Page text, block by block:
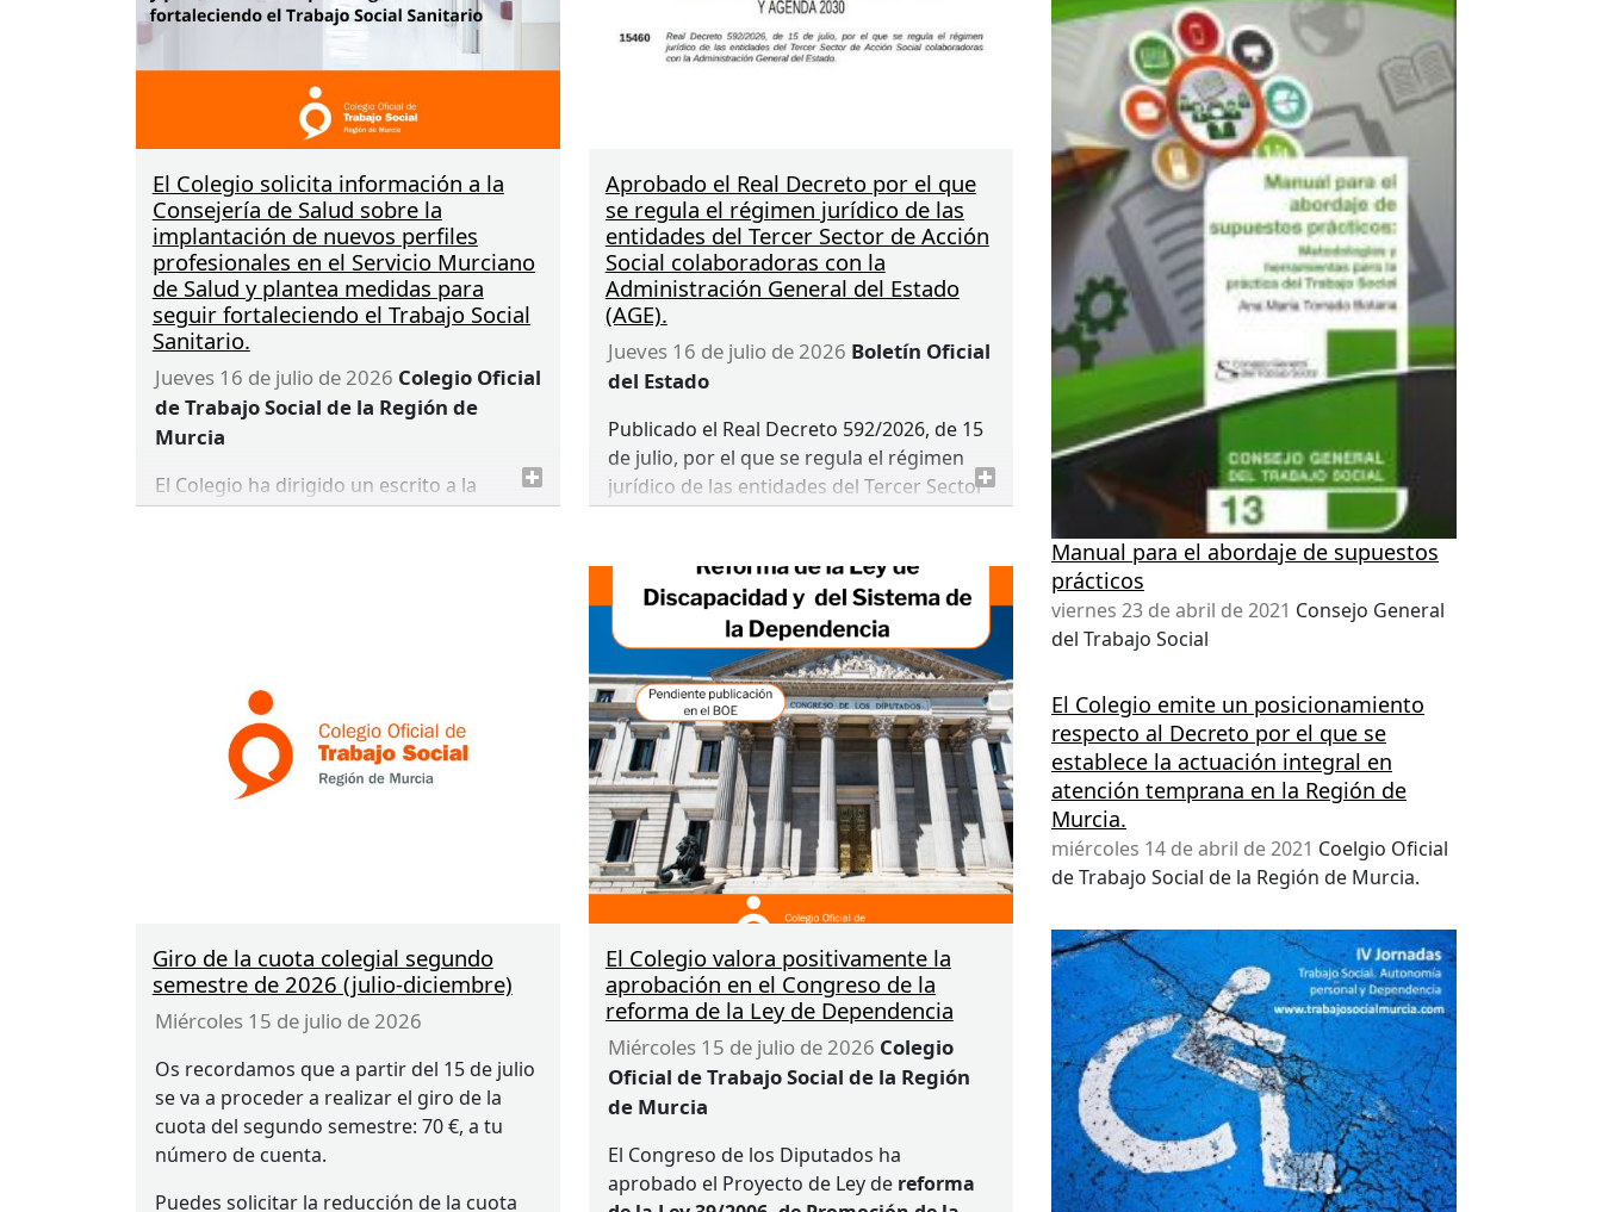
El Colegio solicita información a la
Consejería de Salud sobre la
implantación de nuevos perfiles
profesionales en el Servicio Murciano
de Salud y plantea medidas para
seguir fortaleciendo el Trabajo Social
Sanitario.
jueves 16 de julio de 2026 Colegio Oficial
de Trabajo Social de la Región de
Murcia
El Colegio ha dirigido un escrito a la
Consejería de Salud y al Servicio Murciano
de la atención sanitaria y recabar
información sobre la implantación de
nuevos perfiles profesionales, con el fin de
conocer su integración en los equipos
asistenciales y favorecer una adecuada
responsable de la Consejería de Salud y
pone de manifiesto la voluntad del Colegio
de continuar colaborando activamente en
aportando la experiencia y el
conocimiento de las y los profesionales
del Trabajo Social Sanitario.
Aprobado el Real Decreto por el que
se regula el régimen jurídico de las
entidades del Tercer Sector de Acción
Social colaboradoras con la
Administración General del Estado
(AGE).
jueves 16 de julio de 2026 Boletín Oficial
del Estado
Publicado el Real Decreto 592/2026, de 15
de julio, por el que se regula el régimen
jurídico de las entidades del Tercer Sector
de Acción Social colaboradoras con la
Enlace al Real Decreto.
La entrada en vigor del real decreto se
producirá el2 de enero de 2027.A partir
de esa fecha se abrirá el procedimiento
para que las entidades interesadas
presenten sus solicitudes a través de la
página web del Ministerio de Derechos
Sociales, Consumo y Agenda 2030.
Giro de la cuota colegial segundo
semestre de 2026 (julio-diciembre)
miércoles 15 de julio de 2026
Os recordamos que a partir del 15 de julio
se va a proceder a realizar el giro de la
cuota del segundo semestre: 70 €, a tu
número de cuenta.
Puedes solicitar la reducción de la cuota
El Colegio valora positivamente la
aprobación en el Congreso de la
reforma de la Ley de Dependencia
miércoles 15 de julio de 2026 Colegio
Oficial de Trabajo Social de la Región
de Murcia
El Congreso de los Diputados ha
aprobado el Proyecto de Ley de reforma
Manual para el abordaje de supuestos
prácticos
viernes 23 de abril de 2021 Consejo General
del Trabajo Social
El Colegio emite un posicionamiento
respecto al Decreto por el que se
establece la actuación integral en
atención temprana en la Región de
Murcia.
miércoles 14 de abril de 2021 Coelgio Oficial
de Trabajo Social de la Región de Murcia.